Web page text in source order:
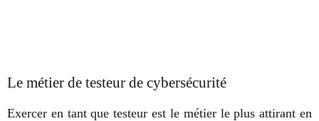
Le métier de testeur de cybersécurité
Exercer en tant que testeur est le métier le plus attirant en